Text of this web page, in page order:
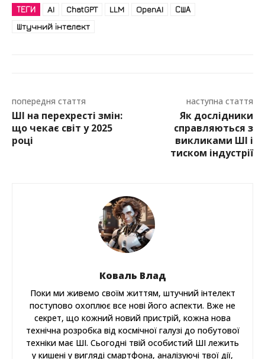
ТЕГИ AI ChatGPT LLM OpenAI
США
Штучний інтелект
попередня стаття
ШІ на перехресті змін:
що чекає світ у 2025
році
наступна стаття
Як дослідники
справляються з
викликами ШІ і
тиском індустрії
Коваль Влад
Поки ми живемо своїм життям, штучний інтелект
поступово охоплює все нові його аспекти. Вже не
секрет, що кожний новий пристрій, кожна нова
технічна розробка від космічної галузі до побутової
техніки має ШІ. Сьогодні твій особистий ШІ лежить
у кишені у вигляді смартфона, аналізуючі твої дії,